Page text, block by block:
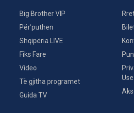
Big Brother VIP
Për’puthen
Shqipëria LIVE
Fiks Fare
Video
Të gjitha programet
Guida TV
Use